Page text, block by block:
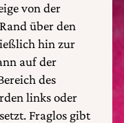
von der
über den
hin zur
auf der
des
links oder
Fraglos gibt